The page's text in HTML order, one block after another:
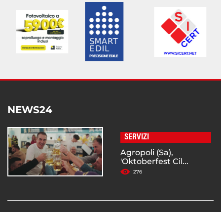
NEWS24
SERVIZI
Agropoli (Sa),
'Oktoberfest Cil...
276